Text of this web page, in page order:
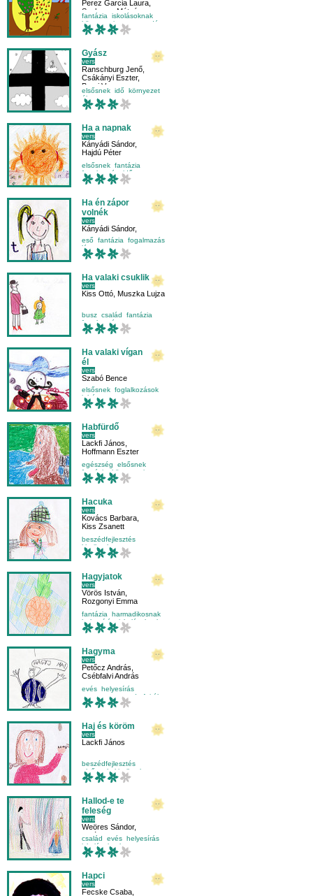
Perez Garcia Laura
Szekeres Mátyás
fantázia
iskolásoknak
környezetismeret
madár
Gyász
vers
Ranschburg Jenő
Csákányi Eszter,
Borsi Vera
elsősnek idő környezet
élet
Ha a napnak
vers
Kányádi Sándor,
Hajdú Péter
elsősnek fantázia
fogalmazás
idő
Ha én zápor
volnék
vers
Kányádi Sándor,
Rozgonyi Emma
eső fantázia
fogalmazás
lány
Ha valaki csuklik
vers
Kiss Ottó Muszka Lujza
busz család
fantázia
fogalmazás
Ha valaki vígan
él
vers
Szabó Bence
elsősnek foglalkozások
juhász
mese-vers
Habfürdő
vers
Lackfi János
Hoffmann Eszter
egészség
elsősnek
fantázia
környezetismeret
Hacuka
vers
Kovács Barbara
Kiss Zsanett
beszédfejlesztés
kicsiknek
külső világ-környezet
Hagyjatok
vers
Vörös István
Rozgonyi Emma
fantázia
harmadikosnak
helyesírás
iskolásoknak
Hagyma
vers
Petőcz András
Csébfalvi András
evés helyesírás
mese-vers
mondatfajták
Haj és köröm
vers
Lackfi János
beszédfejlesztés
elsősnek kicsiknek
külső világ-környezet
Hallod-e te
feleség
vers
Weöres Sándor,
Halász Dani
,Kuslits Kata
család evés helyesírás
iskolásoknak
Hapci
vers
Fecske Csaba